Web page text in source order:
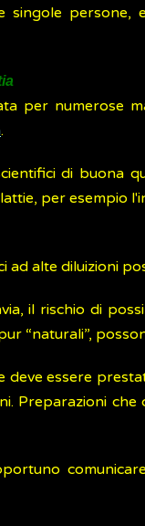
singole
per numerose
.
di buona
per esempio
ad alte diluizioni
il rischio di
“naturali”,
deve essere
Preparazioni